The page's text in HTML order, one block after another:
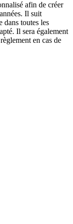
afin de créer
Il suit
dans toutes les
Il sera également
en cas de